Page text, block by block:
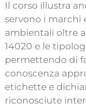
Il corso illustra
servono i marchi
ambientali oltre
14020 e le
permettendo di
conoscenza
etichette e
riconosciute